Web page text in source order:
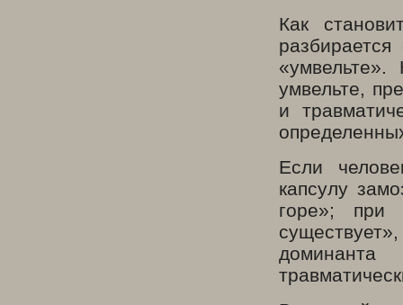
Как
умвельте,
и
Если
капсулу
горе»; при